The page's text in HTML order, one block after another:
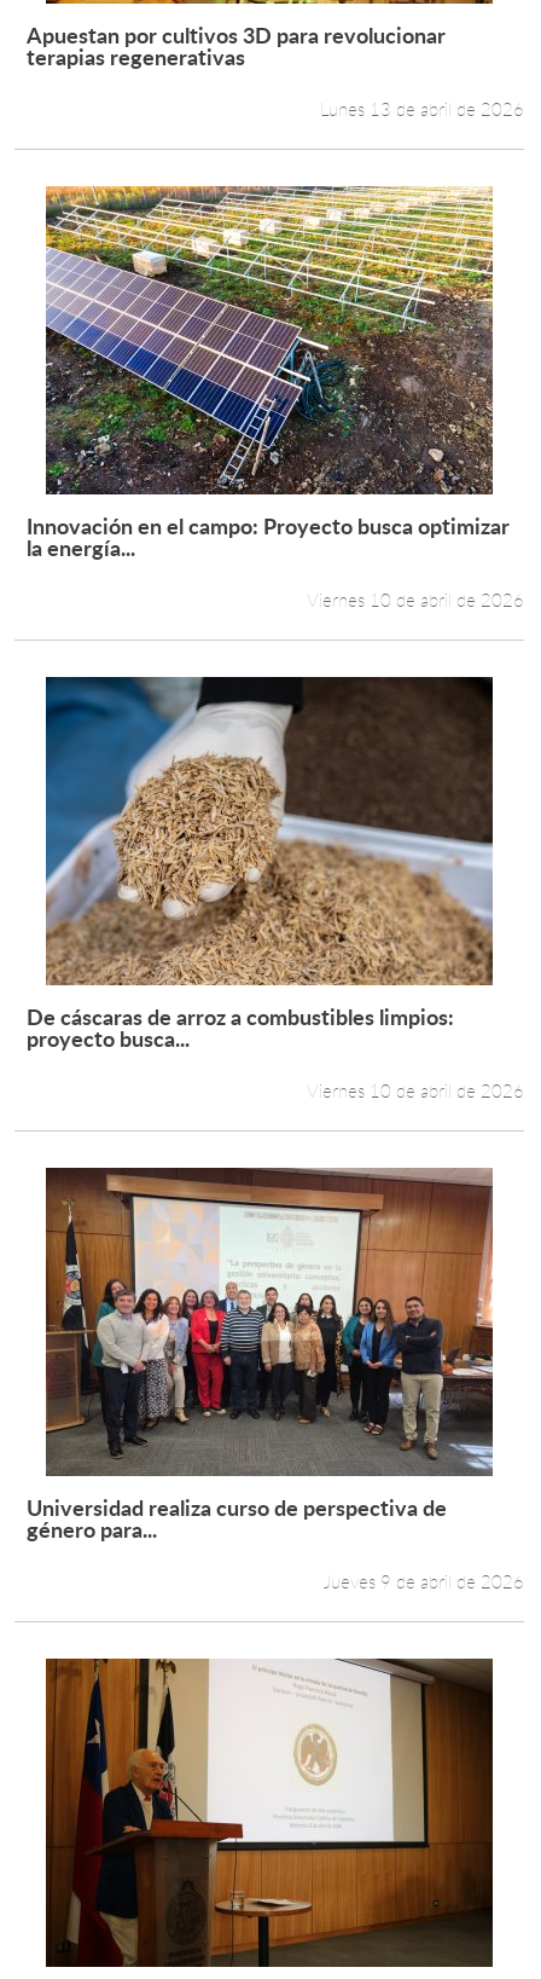
Leer más +
Apuestan por cultivos 3D para revolucionar
terapias regenerativas
Lunes 13 de abril de 2026
Leer más +
Innovación en el campo: Proyecto busca optimizar
la energía...
Viernes 10 de abril de 2026
Leer más +
De cáscaras de arroz a combustibles limpios:
proyecto busca...
Viernes 10 de abril de 2026
Leer más +
Universidad realiza curso de perspectiva de
género para...
Jueves 9 de abril de 2026